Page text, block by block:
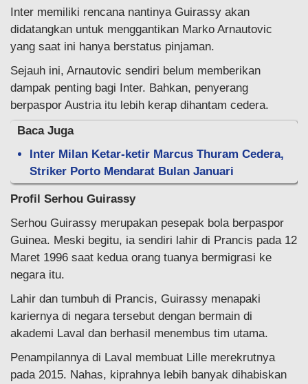
Inter memiliki rencana nantinya Guirassy akan
didatangkan untuk menggantikan Marko Arnautovic
yang saat ini hanya berstatus pinjaman.
Sejauh ini, Arnautovic sendiri belum memberikan
dampak penting bagi Inter. Bahkan, penyerang
berpaspor Austria itu lebih kerap dihantam cedera.
Baca Juga
Inter Milan Ketar-ketir Marcus Thuram Cedera,
Striker Porto Mendarat Bulan Januari
Profil Serhou Guirassy
Serhou Guirassy merupakan pesepak bola berpaspor
Guinea. Meski begitu, ia sendiri lahir di Prancis pada 12
Maret 1996 saat kedua orang tuanya bermigrasi ke
negara itu.
Lahir dan tumbuh di Prancis, Guirassy menapaki
kariernya di negara tersebut dengan bermain di
akademi Laval dan berhasil menembus tim utama.
Penampilannya di Laval membuat Lille merekrutnya
pada 2015. Nahas, kiprahnya lebih banyak dihabiskan